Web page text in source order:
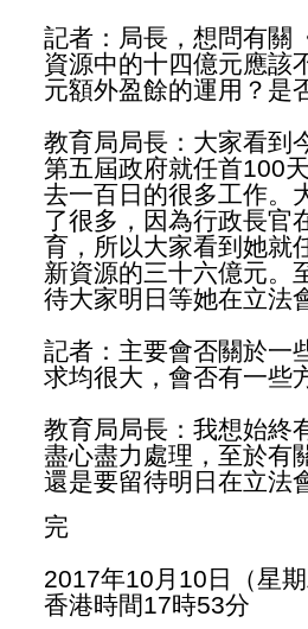
記者：局長，想問有關
資源中的十四億元應該
元額外盈餘的運用？是
教育局局長：大家看到
第五屆政府就任首100
去一百日的很多工作。
了很多，因為行政長官
育，所以大家看到她就
新資源的三十六億元。
待大家明日等她在立法
記者：主要會否關於一
求均很大，會否有一些
教育局局長：我想始終
盡心盡力處理，至於有
還是要留待明日在立法
完
2017年10月10日（星
香港時間17時53分